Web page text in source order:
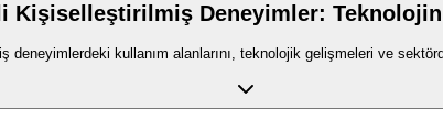
Kişiselleştirilmiş Deneyimler:
deneyimlerdeki kullanım alanlarını, teknolojik gelişmeleri ve